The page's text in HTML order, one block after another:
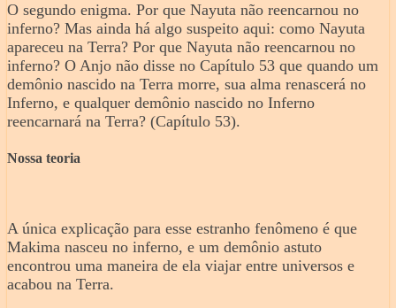
O segundo enigma. Por que Nayuta não reencarnou no
inferno? Mas ainda há algo suspeito aqui: como Nayuta
apareceu na Terra? Por que Nayuta não reencarnou no
inferno? O Anjo não disse no Capítulo 53 que quando um
demônio nascido na Terra morre, sua alma renascerá no
Inferno, e qualquer demônio nascido no Inferno
reencarnará na Terra? (Capítulo 53).
Nossa teoria
A única explicação para esse estranho fenômeno é que
Makima nasceu no inferno, e um demônio astuto
encontrou uma maneira de ela viajar entre universos e
acabou na Terra.